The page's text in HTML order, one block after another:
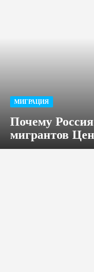
МИГРАЦИЯ
Почему
мигрантов